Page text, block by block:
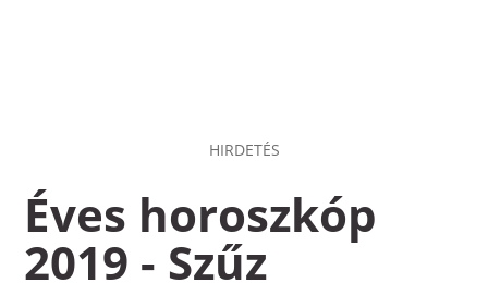
HIRDETÉS
Éves horoszkóp
2019 - Szűz